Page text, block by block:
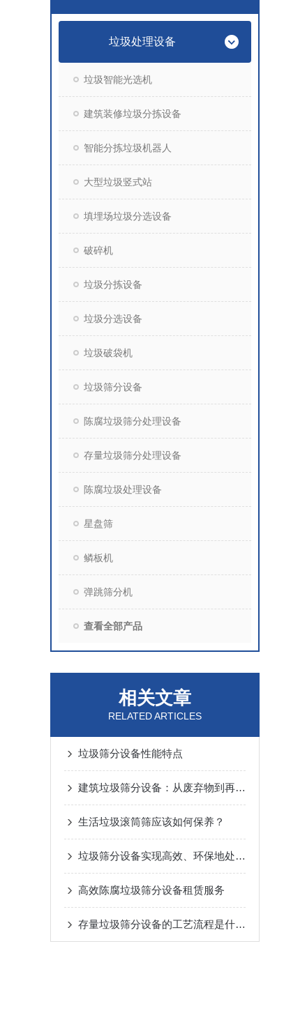
垃圾处理设备
垃圾智能光选机
建筑装修垃圾分拣设备
智能分拣垃圾机器人
大型垃圾竖式站
填埋场垃圾分选设备
破碎机
垃圾分拣设备
垃圾分选设备
垃圾破袋机
垃圾筛分设备
陈腐垃圾筛分处理设备
存量垃圾筛分处理设备
陈腐垃圾处理设备
星盘筛
鳞板机
弹跳筛分机
查看全部产品
相关文章
RELATED ARTICLES
垃圾筛分设备性能特点
建筑垃圾筛分设备：从废弃物到再生骨料的闭环实践
生活垃圾滚筒筛应该如何保养？
垃圾筛分设备实现高效、环保地处理垃圾
高效陈腐垃圾筛分设备租赁服务
存量垃圾筛分设备的工艺流程是什么呢